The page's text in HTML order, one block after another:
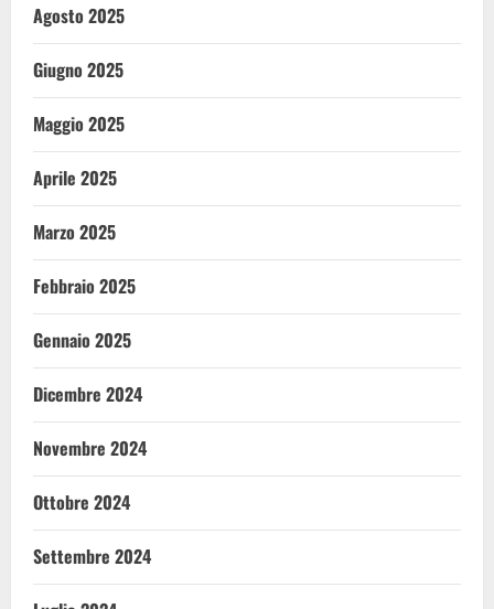
Agosto 2025
Giugno 2025
Maggio 2025
Aprile 2025
Marzo 2025
Febbraio 2025
Gennaio 2025
Dicembre 2024
Novembre 2024
Ottobre 2024
Settembre 2024